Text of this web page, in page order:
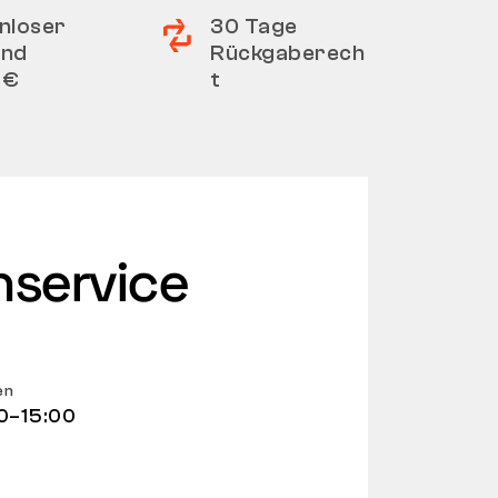
€
30 Tage
Rückgaberech
t